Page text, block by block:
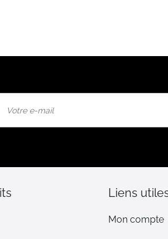
Liens
Mon compte